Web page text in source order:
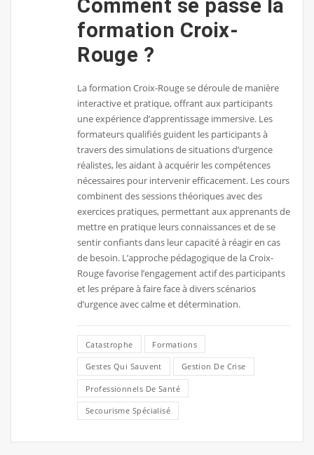
Comment se passe la
formation Croix-
Rouge ?
La formation Croix-Rouge se déroule de manière
interactive et pratique, offrant aux participants
une expérience d’apprentissage immersive. Les
formateurs qualifiés guident les participants à
travers des simulations de situations d’urgence
réalistes, les aidant à acquérir les compétences
nécessaires pour intervenir efficacement. Les cours
combinent des sessions théoriques avec des
exercices pratiques, permettant aux apprenants de
mettre en pratique leurs connaissances et de se
sentir confiants dans leur capacité à réagir en cas
de besoin. L’approche pédagogique de la Croix-
Rouge favorise l’engagement actif des participants
et les prépare à faire face à divers scénarios
d’urgence avec calme et détermination.
Catastrophe Formations
Gestes Qui Sauvent Gestion De Crise
Professionnels De Santé
Secourisme Spécialisé